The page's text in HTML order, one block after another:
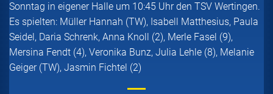
Sonntag in eigener Halle um 10:45 Uhr den TSV Wertingen.
Es spielten: Müller Hannah (TW), Isabell Matthesius, Paula
Seidel, Daria Schrenk, Anna Knoll (2), Merle Fasel (9),
Mersina Fendt (4), Veronika Bunz, Julia Lehle (8), Melanie
Geiger (TW), Jasmin Fichtel (2)